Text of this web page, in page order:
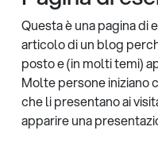
Questa è una pagina di
articolo di un blog
posto e (in molti temi)
Molte persone iniziano
che li presentano ai
apparire una